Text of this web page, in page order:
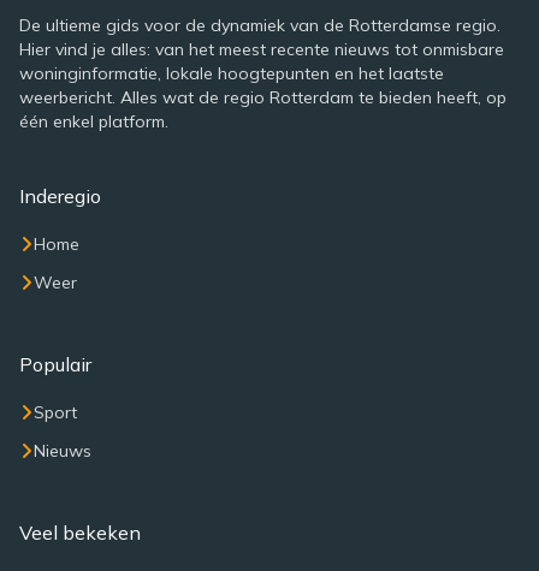
De ultieme gids voor de dynamiek van de Rotterdamse regio.
Hier vind je alles: van het meest recente nieuws tot onmisbare
woninginformatie, lokale hoogtepunten en het laatste
weerbericht. Alles wat de regio Rotterdam te bieden heeft, op
één enkel platform.
Inderegio
Home
Weer
Populair
Sport
Nieuws
Veel bekeken